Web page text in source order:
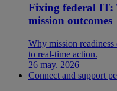
Fixing federal IT:
mission outcomes
Why mission
to real-time action.
26 may. 2026
Connect and support